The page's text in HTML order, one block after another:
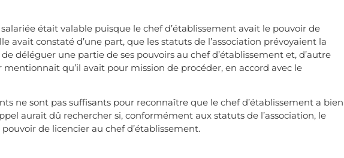
était valable puisque le chef d’établissement avait le pouvoir de
avait constaté d’une part, que les statuts de l’association prévoyaient la
déléguer une partie de ses pouvoirs au chef d’établissement et, d’autre
qu’il avait pour mission de procéder, en accord avec le
ne sont pas suffisants pour reconnaître que le chef d’établissement a bien
aurait dû rechercher si, conformément aux statuts de l’association, le
de licencier au chef d’établissement.